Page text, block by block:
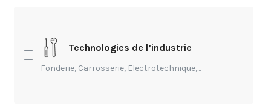
Soutenu par l'Europe, en accord avec des axes et
Technologies de l’industrie
Fonderie, Carrosserie, Electrotechnique,...